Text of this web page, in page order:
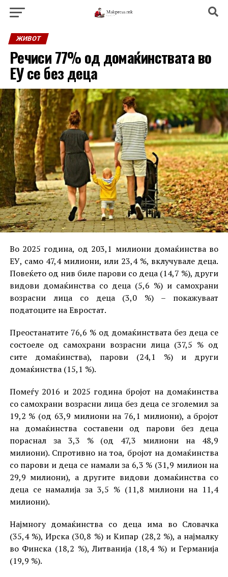
ЖИВОТ
Речиси 77% од домаќинствата во
ЕУ се без деца
Во 2025 година, од 203,1 милиони домаќинства во
ЕУ, само 47,4 милиони, или 23,4 %, вклучувале деца.
Повеќето од нив биле парови со деца (14,7 %), други
видови домаќинства со деца (5,6 %) и самохрани
возрасни лица со деца (3,0 %) – покажуваат
податоците на Евростат.
Преостанатите 76,6 % од домаќинствата без деца се
состоеле од самохрани возрасни лица (37,5 % од
сите домаќинства), парови (24,1 %) и други
домаќинства (15,1 %).
Помеѓу 2016 и 2025 година бројот на домаќинства
со самохрани возрасни лица без деца се зголемил за
19,2 % (од 63,9 милиони на 76,1 милиони), а бројот
на домаќинства составени од парови без деца
пораснал за 3,3 % (од 47,3 милиони на 48,9
милиони). Спротивно на тоа, бројот на домаќинства
со парови и деца се намали за 6,3 % (31,9 милион на
29,9 милиони), а другите видови домаќинства со
деца се намалија за 3,5 % (11,8 милиони на 11,4
милиони).
Најмногу домаќинства со деца има во Словачка
(35,4 %), Ирска (30,8 %) и Кипар (28,2 %), а најмалку
во Финска (18,2 %), Литванија (18,4 %) и Германија
(19,9 %).